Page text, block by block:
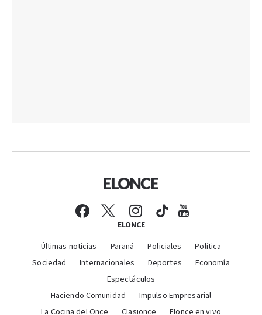
ELONCE
Últimas noticias Paraná Policiales
Política
Sociedad
Internacionales Deportes
Economía
Espectáculos
Haciendo Comunidad
Impulso Empresarial
La Cocina del Once
Clasionce Elonce en vivo